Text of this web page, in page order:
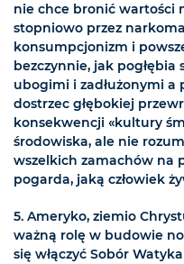
nie chce bronić wartości
stopniowo przez
konsumpcjonizm i
bezczynnie, jak
ubogimi i zadłużonymi
dostrzec głębokiej
konsekwencji «kultury
środowiska, ale nie
wszelkich zamachów na
pogarda, jaką człowiek
5. Ameryko, ziemio
ważną rolę w budowie
się włączyć Sobór